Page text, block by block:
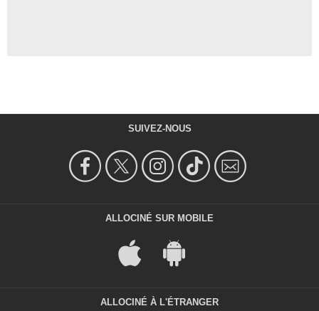
SUIVEZ-NOUS
ALLOCINÉ SUR MOBILE
ALLOCINÉ À L'ÉTRANGER